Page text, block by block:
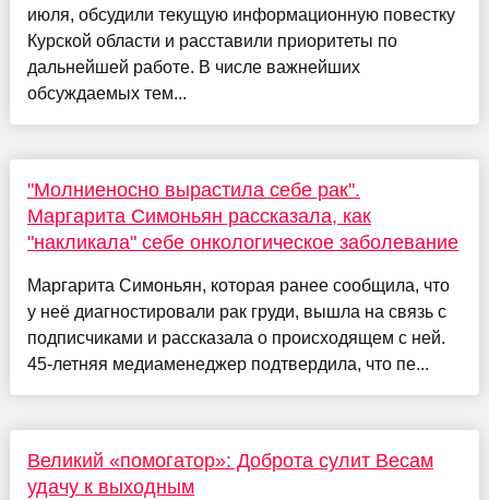
июля, обсудили текущую информационную повестку
Курской области и расставили приоритеты по
дальнейшей работе. В числе важнейших
обсуждаемых тем...
"Молниеносно вырастила себе рак".
Маргарита Симоньян рассказала, как
"накликала" себе онкологическое заболевание
Маргарита Симоньян, которая ранее сообщила, что
у неё диагностировали рак груди, вышла на связь с
подписчиками и рассказала о происходящем с ней.
45-летняя медиаменеджер подтвердила, что пе...
Великий «помогатор»: Доброта сулит Весам
удачу к выходным